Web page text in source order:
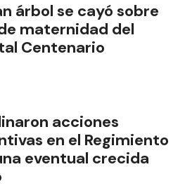
árbol se cayó sobre
maternidad del
Centenario
acciones
en el Regimiento
eventual crecida